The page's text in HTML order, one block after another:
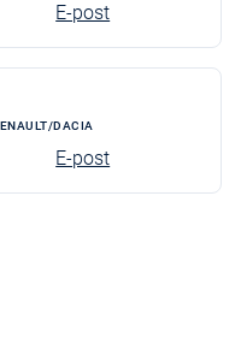
E-post
DACIA
E-post